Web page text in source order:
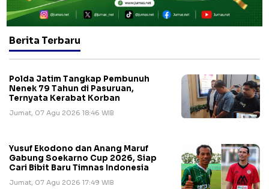
Berita Terbaru
Polda Jatim Tangkap Pembunuh
Nenek 79 Tahun di Pasuruan,
Ternyata Kerabat Korban
Jumat, 07 Agu 2026 18:46 WIB
Yusuf Ekodono dan Anang Maruf
Gabung Soekarno Cup 2026, Siap
Cari Bibit Baru Timnas Indonesia
Jumat, 07 Agu 2026 17:49 WIB